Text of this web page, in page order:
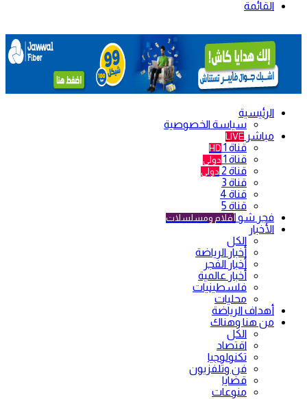
القائمة
الرئيسية
سياسة الخصوصية
مباشر LIVE
قناة 1 HD
قناة 1 دولي
قناة 2 دولي
قناة 3
قناة 4
قناة 5
فجر شو أفلام ومسلسلات
الأخبار
الكل
أخبار الرياضة
أخبار الفجر
أخبار عالمية
فلسطينيات
محليات
أهداف الرياضة
من هنا وهناك
الكل
اقتصاد
تكنولوجيا
فن وتلفزيون
قضايا
منوعات